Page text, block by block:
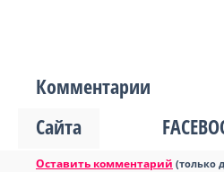
Комментарии
Сайта
Оставить комментарий (только